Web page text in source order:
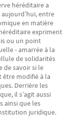
héréditaire a
entre
en matière
expriment
ou un point
- amarrée à la
de solidarités
de savoir si le
être modifié à la
Derrière les
il s’agit aussi
ainsi que les
juridique.